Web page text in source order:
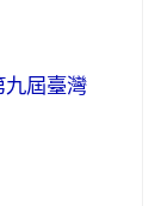
屆臺灣